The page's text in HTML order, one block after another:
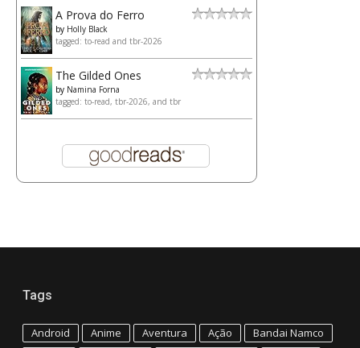
A Prova do Ferro
by Holly Black
tagged: to-read and tbr-2026
The Gilded Ones
by Namina Forna
tagged: to-read, tbr-2026, and tbr
Tags
Android Anime Aventura Ação
Bandai Namco